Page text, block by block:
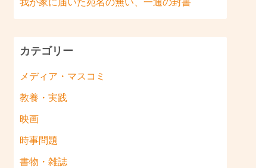
我が家に届いた宛名の無い、一通の封書
カテゴリー
メディア・マスコミ
教養・実践
映画
時事問題
書物・雑誌